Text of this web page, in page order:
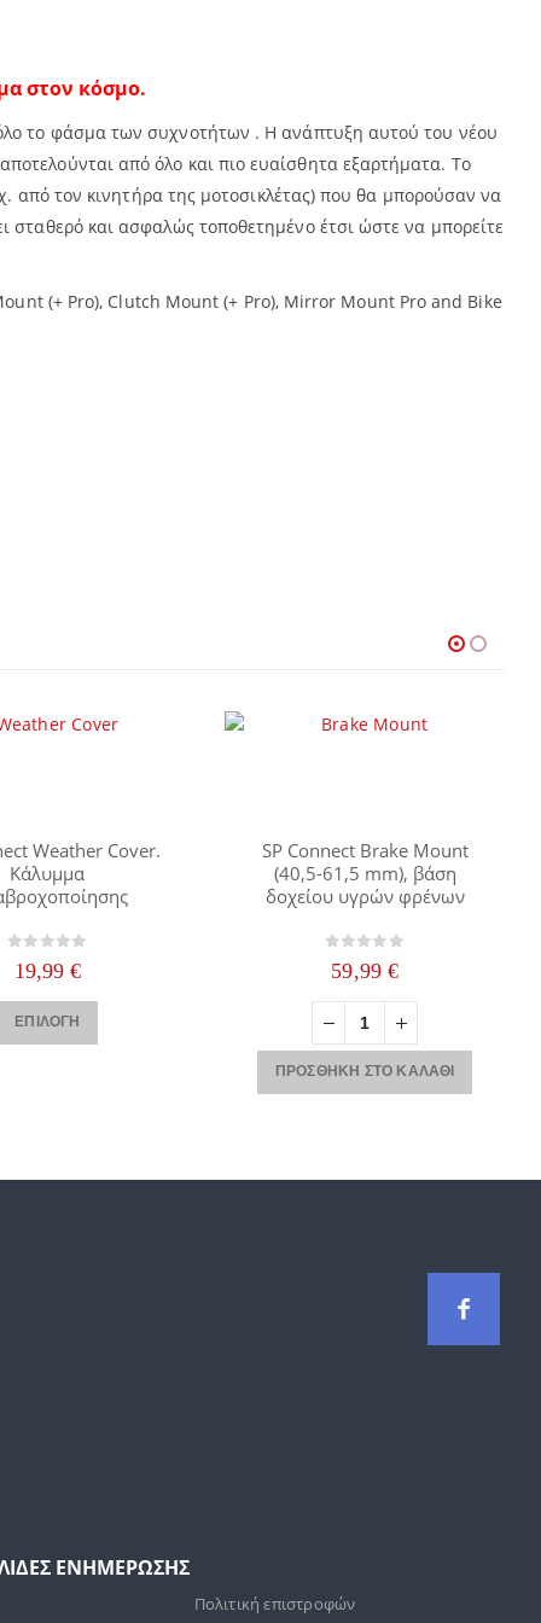
στον κόσμο.
το φάσμα των συχνοτήτων . Η ανάπτυξη αυτού του νέου
από όλο και πιο ευαίσθητα εξαρτήματα. Το
από τον κινητήρα της μοτοσικλέτας) που θα μπορούσαν να
και ασφαλώς τοποθετημένο έτσι ώστε να μπορείτε
(+ Pro), Clutch Mount (+ Pro), Mirror Mount Pro and Bike
Weather Cover.
Κάλυμμα
19,99€
ΕΠΙΛΟΓΉ
Αυτό το προϊόν έχει πολλαπλές παραλλαγές. Οι επιλογές μπορούν να επιλεγούν στη σελίδα του προϊόντος
SP Connect Brake Mount
(40,5-61,5 mm), βάση
δοχείου υγρών φρένων
59,99 €
ΠΡΟΣΘΉΚΗ ΣΤΟ ΚΑΛΆΘΙ
ΕΝΗΜΕΡΩΣΗΣ
Πολιτική επιστροφών